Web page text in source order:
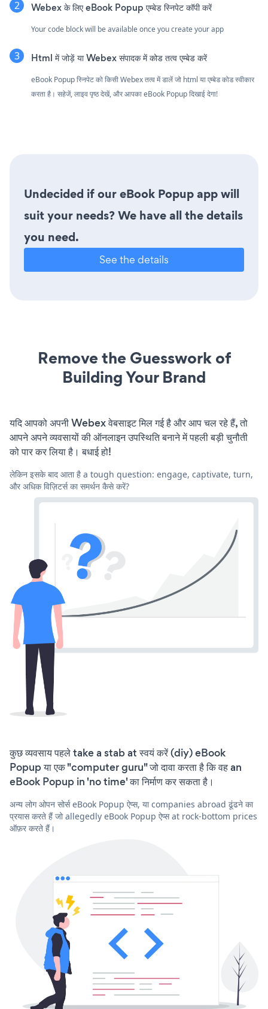
Webex के लिए eBook Popup एम्बेड स्निपेट कॉपी करें
Your code block will be available once you create your app
Html में जोड़ें या Webex संपादक में कोड तत्व एम्बेड करें
eBook Popup स्निपेट को किसी Webex तत्व में डालें जो html या एम्बेड कोड स्वीकार
करता है। सहेजें, लाइव पृष्ठ देखें, और आपका eBook Popup दिखाई देगा!
Undecided if our eBook Popup app will
suit your needs? We have all the details
you need.
See the details
Remove the Guesswork of
Building Your Brand
यदि आपको अपनी Webex वेबसाइट मिल गई है और आप चल रहे हैं, तो
आपने अपने व्यवसायों की ऑनलाइन उपस्थिति बनाने में पहली बड़ी चुनौती
को पार कर लिया है। बधाई हो!
लेकिन इसके बाद आता है a tough question: engage, captivate, turn,
और अधिक विज़िटर्स का समर्थन कैसे करें?
कुछ व्यवसाय पहले take a stab at स्वयं करें (diy) eBook
Popup या एक "computer guru" जो दावा करता है कि वह an
eBook Popup in 'no time' का निर्माण कर सकता है।
अन्य लोग ओपन सोर्स eBook Popup ऐप्स, या companies abroad ढूंढने का
प्रयास करते हैं जो allegedly eBook Popup ऐप्स at rock-bottom prices
ऑफ़र करते हैं।